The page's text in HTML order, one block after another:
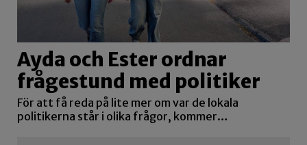
Ayda och Ester ordnar
frågestund med politiker
För att få reda på lite mer om var de lokala
politikerna står i olika frågor, kommer…